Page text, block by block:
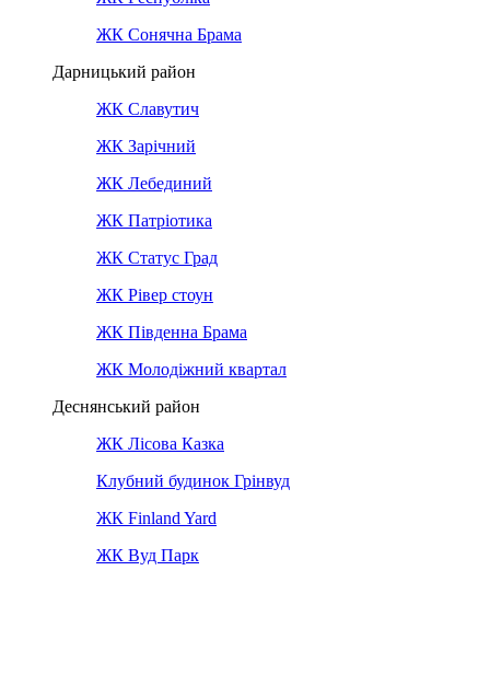
ЖК Сонячна Брама
Дарницький район
ЖК Славутич
ЖК Зарічний
ЖК Лебединий
ЖК Патріотика
ЖК Статус Град
ЖК Рівер стоун
ЖК Південна Брама
ЖК Молодіжний квартал
Деснянський район
ЖК Лісова Казка
Клубний будинок Грінвуд
ЖК Finland Yard
ЖК Вуд Парк